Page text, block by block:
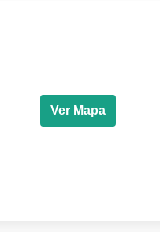
Ver Mapa